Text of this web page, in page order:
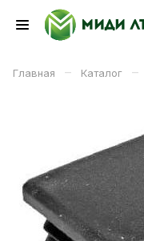
Главная – Каталог –